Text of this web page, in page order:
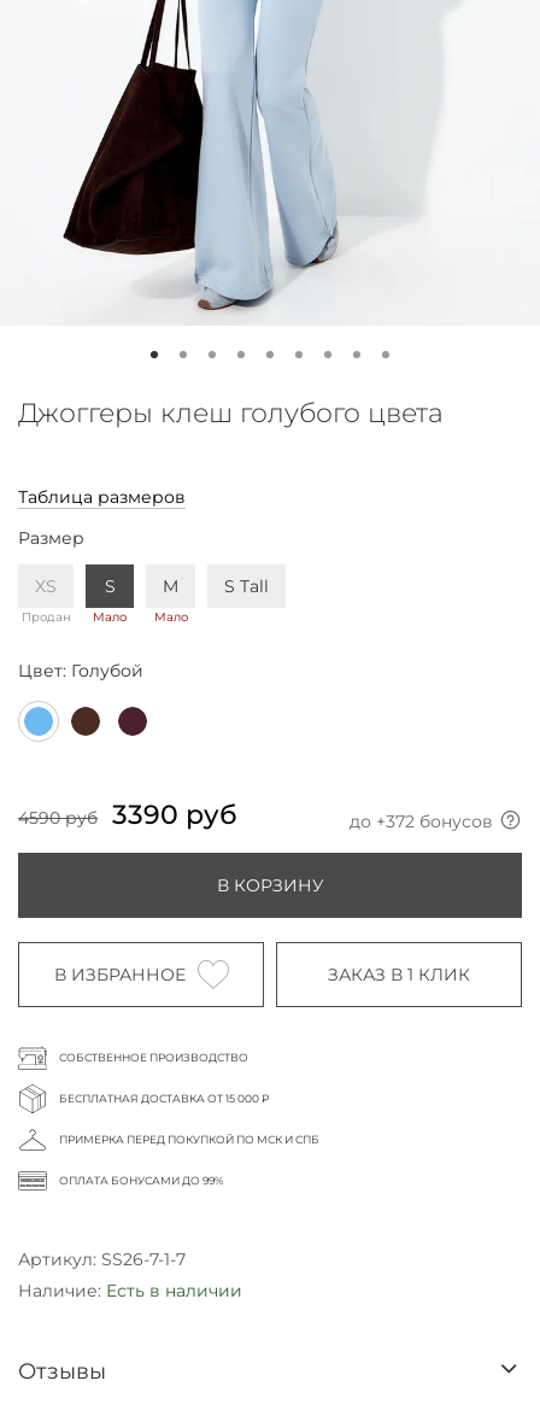
Джоггеры клеш голубого цвета
Таблица размеров
Размер
XS
Продан
S
Мало
M
Мало
S Tall
Цвет: Голубой
4590 руб 3390 руб до +372 бонусов
В КОРЗИНУ
В ИЗБРАННОЕ ЗАКАЗ В 1 КЛИК
СОБСТВЕННОЕ ПРОИЗВОДСТВО
БЕСПЛАТНАЯ ДОСТАВКА ОТ 15 000 ₽
ПРИМЕРКА ПЕРЕД ПОКУПКОЙ ПО МСК И СПБ
ОПЛАТА БОНУСАМИ ДО 99%
Артикул: SS26-7-1-7
Наличие: Есть в наличии
Отзывы